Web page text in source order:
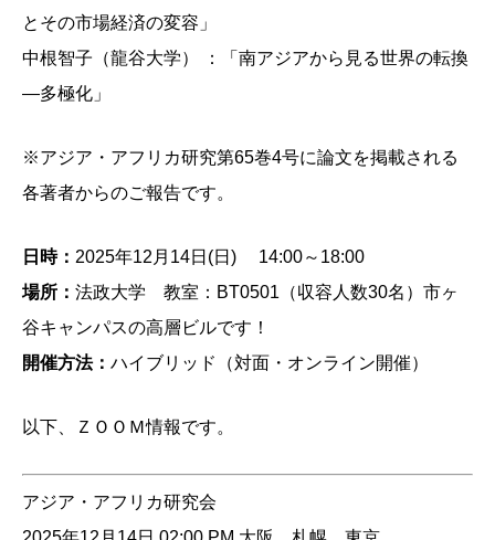
とその市場経済の変容」
中根智子（龍谷大学） ：「南アジアから見る世界の転換
―多極化」
※アジア・アフリカ研究第65巻4号に論文を掲載される
各著者からのご報告です。
日時： 2025年12月14日(日) 14:00～18:00
場所： 法政大学 教室：BT0501（収容人数30名）市ヶ
谷キャンパスの高層ビルです！
開催方法： ハイブリッド（対面・オンライン開催）
以下、ＺＯＯＭ情報です。
アジア・アフリカ研究会